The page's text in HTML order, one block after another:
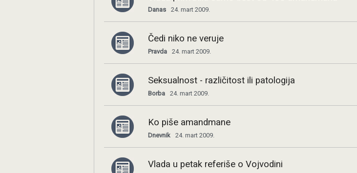
Danas 24. mart 2009.
Čedi niko ne veruje
Pravda 24. mart 2009.
Seksualnost - različitost ili patologija
Borba 24. mart 2009.
Ko piše amandmane
Dnevnik 24. mart 2009.
Vlada u petak referiše o Vojvodini